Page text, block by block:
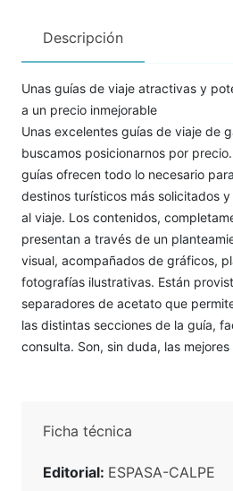
Descripción
Unas guías de viaje atractivas y
a un precio inmejorable
Unas excelentes guías de viaje de
buscamos posicionarnos por
guías ofrecen todo lo necesario
destinos turísticos más solicitados
al viaje. Los contenidos,
presentan a través de un
visual, acompañados de gráficos,
fotografías ilustrativas. Están
separadores de acetato que
las distintas secciones de la guía,
consulta. Son, sin duda, las
Ficha técnica
Editorial: ESPASA-CALPE